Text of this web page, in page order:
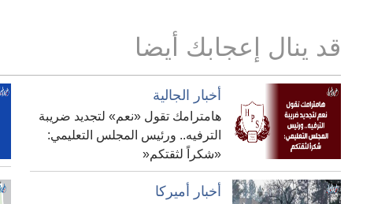
قد ينال إعجابك أيضا
أخبار الجالية
هامترامك تقول «نعم» لتجديد ضريبة
الترفيه.. ورئيس المجلس التعليمي:
«شكراً لثقتكم«
أخبار أميركا